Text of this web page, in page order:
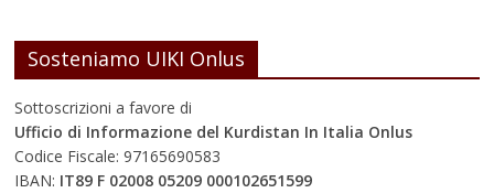
Sosteniamo UIKI Onlus
Sottoscrizioni a favore di
Ufficio di Informazione del Kurdistan In Italia Onlus
Codice Fiscale: 97165690583
IBAN: IT89 F 02008 05209 000102651599